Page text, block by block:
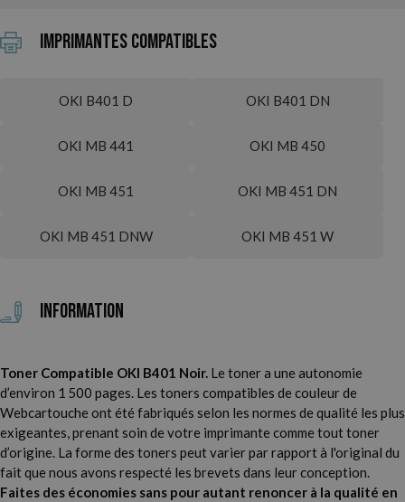
Imprimantes compatibles
OKI B401 D OKI B401 DN
OKI MB 441 OKI MB 450
OKI MB 451 OKI MB 451 DN
OKI MB 451 DNW OKI MB 451 W
Information
Toner Compatible OKI B401 Noir. Le toner a une autonomie
d’environ 1 500 pages. Les toners compatibles de couleur de
Webcartouche ont été fabriqués selon les normes de qualité les plus
exigeantes, prenant soin de votre imprimante comme tout toner
d’origine. La forme des toners peut varier par rapport à l'original du
fait que nous avons respecté les brevets dans leur conception.
Faites des économies sans pour autant renoncer à la qualité en